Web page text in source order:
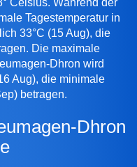
Celsius. Während der
Tagestemperatur in
33°C (15 Aug), die
Die maximale
Dhron wird
Aug), die minimale
betragen.